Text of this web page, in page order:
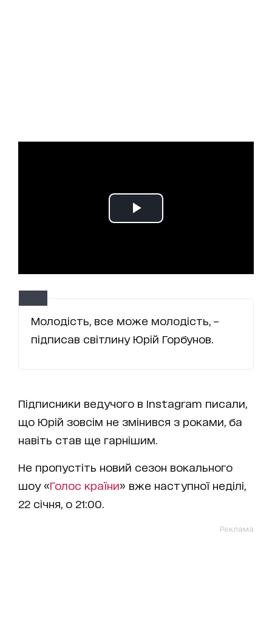
Молодість, все може молодість, –
підписав світлину Юрій Горбунов.
Підписники ведучого в Instagram писали,
що Юрій зовсім не змінився з роками, ба
навіть став ще гарнішим.
Не пропустіть новий сезон вокального
шоу «Голос країни» вже наступної неділі,
22 січня, о 21:00.
Реклама